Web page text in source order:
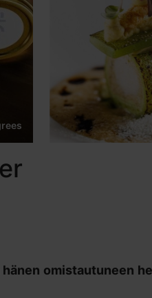
omistautuneen